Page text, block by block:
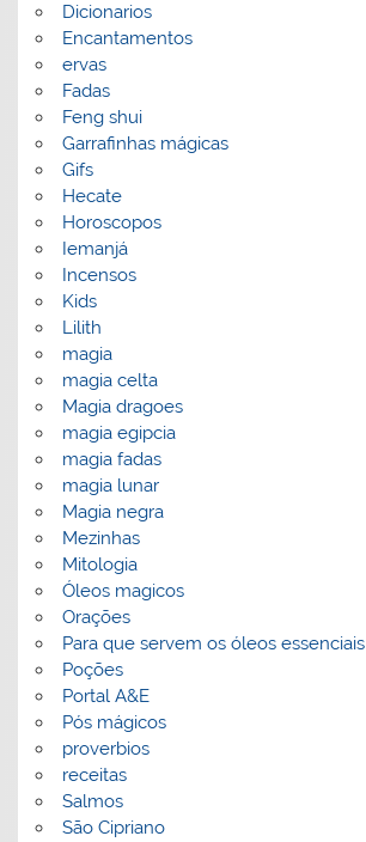
Dicionarios
Encantamentos
ervas
Fadas
Feng shui
Garrafinhas mágicas
Gifs
Hecate
Horoscopos
Iemanjá
Incensos
Kids
Lilith
magia
magia celta
Magia dragoes
magia egipcia
magia fadas
magia lunar
Magia negra
Mezinhas
Mitologia
Óleos magicos
Orações
Para que servem os óleos essenciais
Poções
Portal A&E
Pós mágicos
proverbios
receitas
Salmos
São Cipriano